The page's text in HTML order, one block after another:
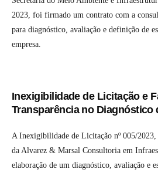
2023, foi firmado um contrato com a
para diagnóstico, avaliação e definição de
empresa.
Inexigibilidade de Licitação e
Transparência no Diagnóstico
A Inexigibilidade de Licitação nº 005/2023,
da Alvarez & Marsal Consultoria em
elaboração de um diagnóstico, avaliação e